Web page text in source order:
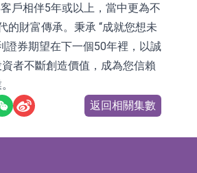
戶相伴5年或以上，當中更為不
的財富傳承。秉承 “成就您想未
證券期望在下一個50年裡，以誠
者不斷創造價值，成為您信賴
返回相關集數